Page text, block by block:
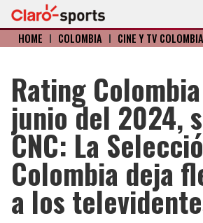
HOME I COLOMBIA I CINE Y TV COLOMBIA
Rating
junio del 2024,
CNC: La
Colombia deja
a los